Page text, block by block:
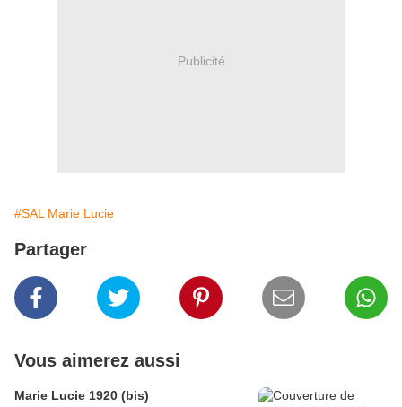
Publicité
#SAL Marie Lucie
Partager
Vous aimerez aussi
Marie Lucie 1920 (bis)